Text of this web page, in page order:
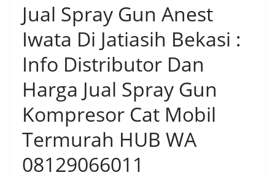
Jual Spray Gun Anest
Iwata Di Jatiasih Bekasi :
Info Distributor Dan
Harga Jual Spray Gun
Kompresor Cat Mobil
Termurah HUB WA
08129066011